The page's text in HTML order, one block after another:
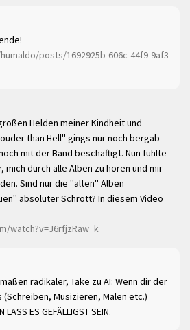
posts/1692925b-606c-44f9-9af3-
Helden meiner Kindheit und
than Hell" gings nur noch bergab
mit der Band beschäftigt. Nun fühlte
mich durch alle Alben zu hören und mir
Sind nur die "alten" Alben
absoluter Schrott? In diesem Video
watch?v=J6rfjzRaw_k
radikaler, Take zu AI: Wenn dir der
Musizieren, Malen etc.)
ES GEFÄLLIGST SEIN.